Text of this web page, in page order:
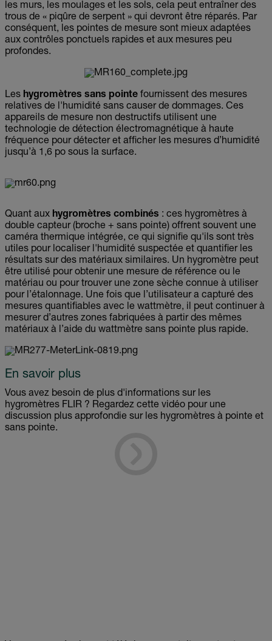
les murs, les moulages et les sols, cela peut entraîner des
trous de « piqûre de serpent » qui devront être réparés. Par
conséquent, les pointes de mesure sont mieux adaptées
aux contrôles ponctuels rapides et aux mesures peu
profondes.
Les hygromètres sans pointe fournissent des mesures
relatives de l'humidité sans causer de dommages. Ces
appareils de mesure non destructifs utilisent une
technologie de détection électromagnétique à haute
fréquence pour détecter et afficher les mesures d’humidité
jusqu’à 1,6 po sous la surface.
Quant aux hygromètres combinés : ces hygromètres à
double capteur (broche + sans pointe) offrent souvent une
caméra thermique intégrée, ce qui signifie qu'ils sont très
utiles pour localiser l'humidité suspectée et quantifier les
résultats sur des matériaux similaires. Un hygromètre peut
être utilisé pour obtenir une mesure de référence ou le
matériau ou pour trouver une zone sèche connue à utiliser
pour l’étalonnage. Une fois que l’utilisateur a capturé des
mesures quantifiables avec le wattmètre, il peut continuer à
mesurer d’autres zones fabriquées à partir des mêmes
matériaux à l’aide du wattmètre sans pointe plus rapide.
En savoir plus
Vous avez besoin de plus d'informations sur les
hygromètres FLIR ? Regardez cette vidéo pour une
discussion plus approfondie sur les hygromètres à pointe et
sans pointe.